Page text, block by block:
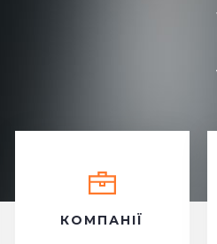
КОМПАНІЇ